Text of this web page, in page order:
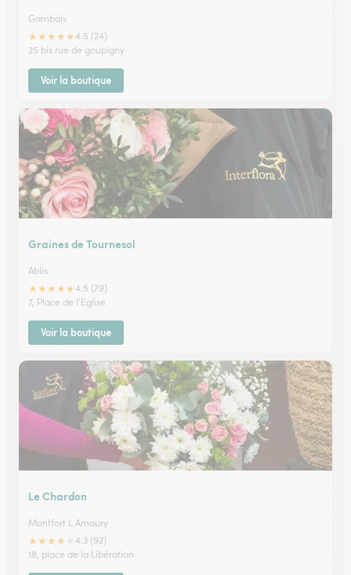
Gambais
★★★★★4.5 (24)
25 bis rue de goupigny
Voir la boutique
Graines de Tournesol
Ablis
★★★★★4.5 (79)
7, Place de l'Eglise
Voir la boutique
Le Chardon
Montfort L Amaury
★★★★
4.3 (92)
18, place de la Libération